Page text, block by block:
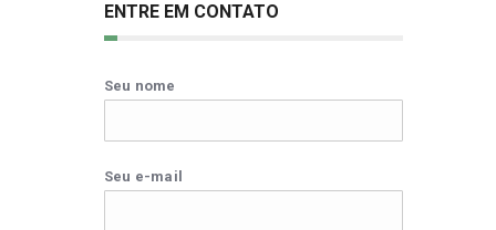
ENTRE EM CONTATO
Seu nome
Seu e-mail